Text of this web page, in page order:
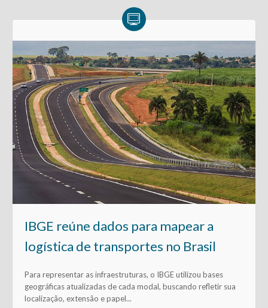
IBGE reúne dados para mapear a
logística de transportes no Brasil
Para representar as infraestruturas, o IBGE utilizou bases
geográficas atualizadas de cada modal, buscando refletir sua
localização, extensão e papel...